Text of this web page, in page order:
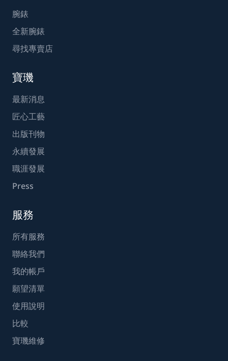
腕錶
全新腕錶
尋找專賣店
寶璣
最新消息
匠心工藝
出版刊物
永續發展
職涯發展
Press
服務
所有服務
聯絡我們
我的帳戶
願望清單
使用說明
比較
寶璣維修